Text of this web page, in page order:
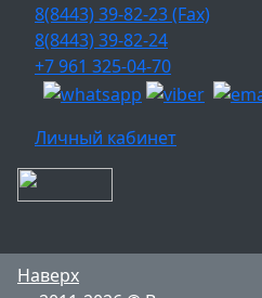
8(8443) 39-82-23 (Fax)
8(8443) 39-82-24
+7 961 325-04-70
Личный кабинет
Наверх